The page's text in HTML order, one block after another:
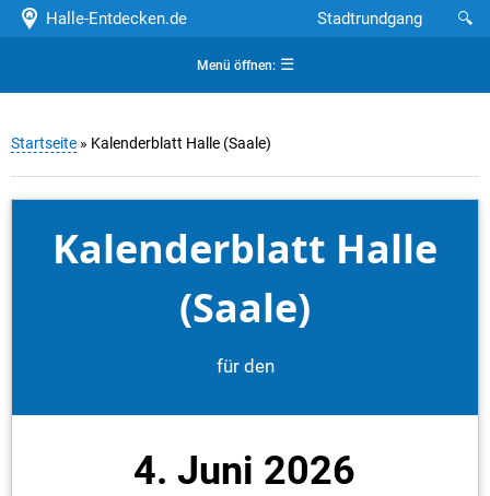
Halle-Entdecken.de 🔍
Stadtrundgang
Menü öffnen:☰
Startseite » Kalenderblatt Halle (Saale)
Kalenderblatt Halle
(Saale)
für den
4. Juni 2026